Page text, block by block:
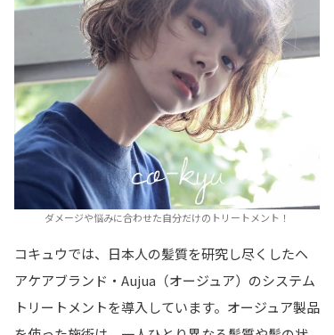
ダメージや悩みに合わせた自分だけのトリートメント！
コキュウでは、日本人の髪質を研究し尽くしたヘ
アケアブランド・Aujua（オージュア）のシステム
トリートメントを導入しています。オージュア製品